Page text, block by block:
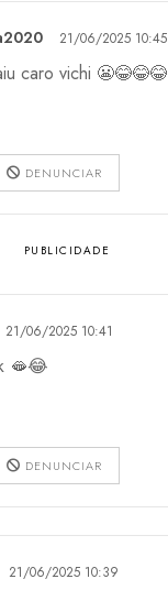
21/06/2025 10:45
caro vichi 😬😂😂😂
DENUNCIAR
21/06/2025 10:41
🫦😂
DENUNCIAR
21/06/2025 10:39